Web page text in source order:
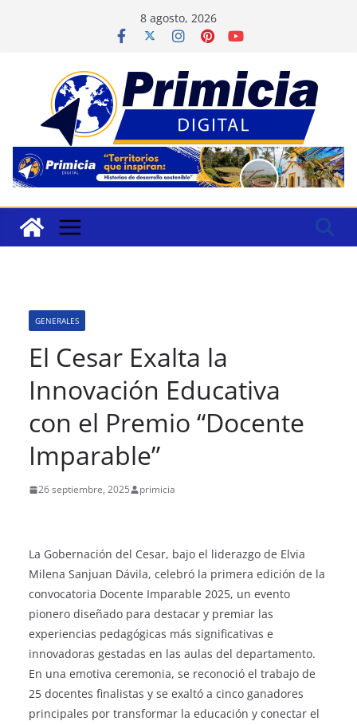
8 agosto, 2026
GENERALES
El Cesar Exalta la
Innovación Educativa
con el Premio “Docente
Imparable”
26 septiembre, 2025 primicia
La Gobernación del Cesar, bajo el liderazgo de Elvia
Milena Sanjuan Dávila, celebró la primera edición de la
convocatoria Docente Imparable 2025, un evento
pionero diseñado para destacar y premiar las
experiencias pedagógicas más significativas e
innovadoras gestadas en las aulas del departamento.
En una emotiva ceremonia, se reconoció el trabajo de
25 docentes finalistas y se exaltó a cinco ganadores
principales por transformar la educación y conectar el